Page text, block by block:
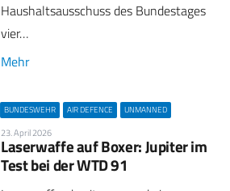
Haushaltsausschuss des Bundestages
vier…
Mehr
BUNDESWEHR AIR DEFENCE UNMANNED
23. April 2026
Laserwaffe auf Boxer: Jupiter im
Test bei der WTD 91